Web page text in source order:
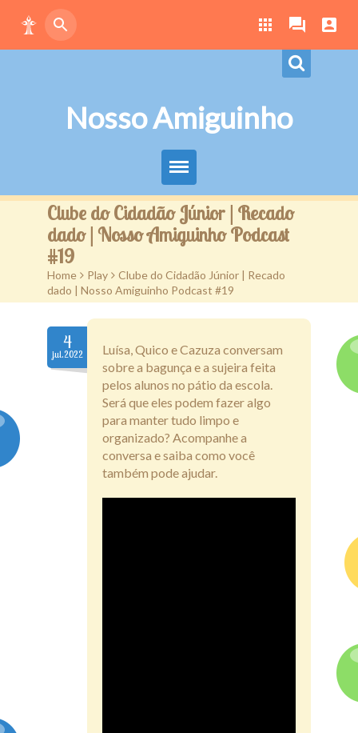
Nosso Amiguinho
Eduque Brincando
Letras
Play
Downloads
Atividades
Assine
Clube do Cidadão Júnior | Recado
dado | Nosso Amiguinho Podcast
#19
Home > Play > Clube do Cidadão Júnior | Recado
dado | Nosso Amiguinho Podcast #19
4
jul.2022
Luísa, Quico e Cazuza conversam
sobre a bagunça e a sujeira feita
pelos alunos no pátio da escola.
Será que eles podem fazer algo
para manter tudo limpo e
organizado? Acompanhe a
conversa e saiba como você
também pode ajudar.